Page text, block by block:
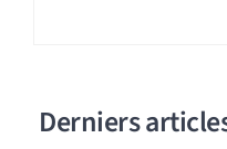
Derniers